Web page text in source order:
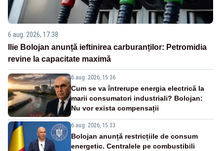
6 aug. 2026, 17:38
Ilie Bolojan anunță ieftinirea carburanților: Petromidia
revine la capacitate maximă
6 aug. 2026, 15:36
Cum se va întrerupe energia electrică la
marii consumatori industriali? Bolojan:
Nu vor exista compensații
6 aug. 2026, 15:33
Bolojan anunță restricțiile de consum
energetic. Centralele pe combustibili